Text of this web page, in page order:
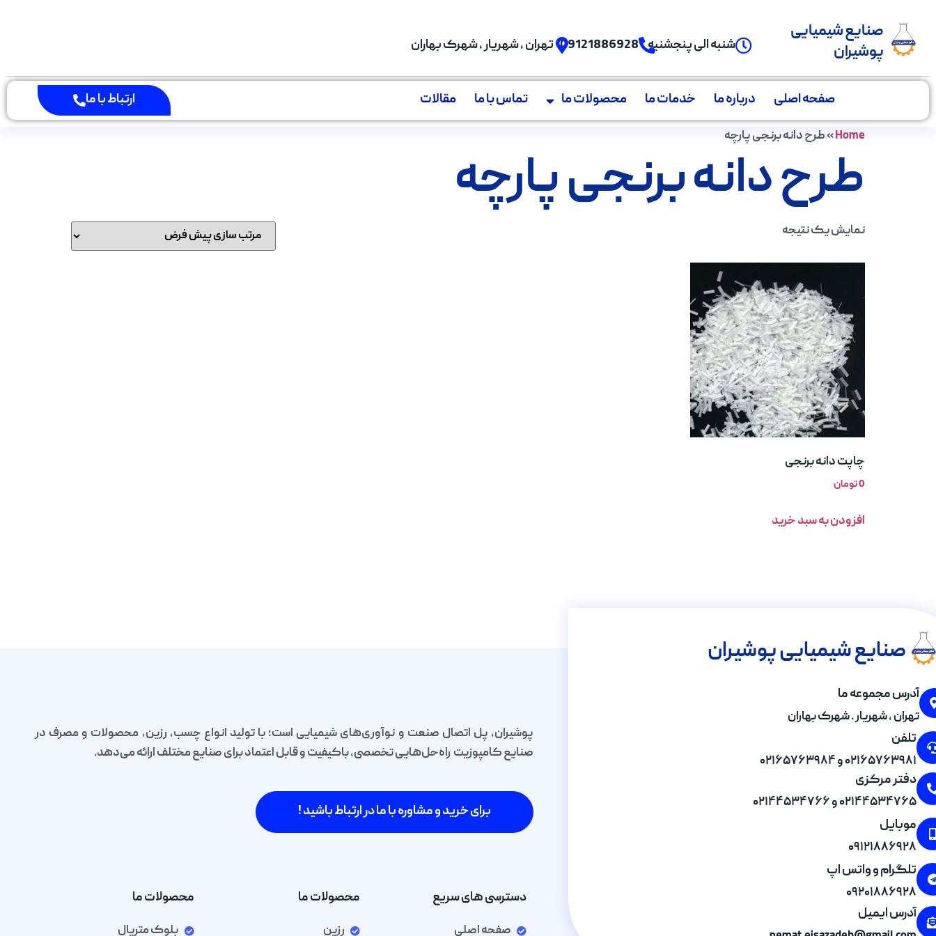
صنایع شیمیایی
پوشیران
شنبه الی پنجشنبه 09121886928 تهران , شهریار , شهرک بهاران
صفحه اصلی درباره ما خدمات ما محصولات ما تماس با ما مقالات ارتباط با ما
Home
»طرح دانه برنجی پارچه
طرح دانه برنجی پارچه
نمایش یک نتیجه
چاپت دانه برنجی
0تومان
افزودن به سبد خرید
صنایع شیمیایی پوشیران
آدرس مجموعه ما
تهران , شهریار . شهرک بهاران
تلفن
۰۲۱۶۵۷۶۳۹۸۱ و ۰۲۱۶۵۷۶۳۹۸۴
دفتر مرکزی
۰۲۱۴۴۵۳۴۷۶۵ و ۰۲۱۴۴۵۳۴۷۶۶
موبایل
۰۹۱۲۱۸۸۶۹۲۸
تلگرام و واتس اپ
۰۹۲۰۱۸۸۶۹۲۸
آدرس ایمیل
پوشیران، پل اتصال صنعت و نوآوری‌های شیمیایی است؛ با تولید انواع چسب، رزین، محصولات و مصرف در
صنایع کامپوزیت راه‌حل‌هایی تخصصی، باکیفیت و قابل اعتماد برای صنایع مختلف ارائه می‌دهد.
برای خرید و مشاوره با ما در ارتباط باشید !
دسترسی های سریع
صفحه اصلی
محصولات ما
رزین
محصولات ما
بلوک متریال